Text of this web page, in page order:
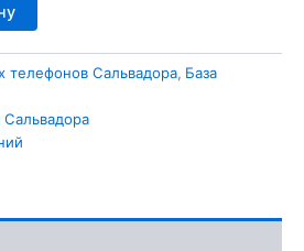
телефонов Сальвадора, База
Сальвадора